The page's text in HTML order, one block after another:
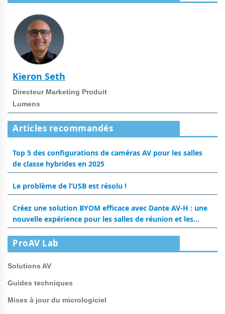
Kieron Seth
Directeur Marketing Produit
Lumens
Articles recommandés
Top 5 des configurations de caméras AV pour les salles
de classe hybrides en 2025
Le problème de l’USB est résolu !
Créez une solution BYOM efficace avec Dante AV-H : une
nouvelle expérience pour les salles de réunion et les
salles de classe
ProAV Lab
Solutions AV
Guides techniques
Mises à jour du micrologiciel